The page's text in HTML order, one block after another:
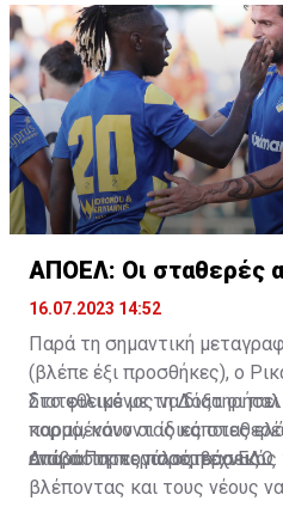
ΑΠΟΕΛ: Οι σταθερές
16.07.2023 14:52
Παρά τη σημαντική
(βλέπε έξι προσθήκες), ο
διατεθειμένος να
κορμό, κάνοντας κάποιες
απαραίτητες παρεμβάσεις.
Στο φιλικό με τη Δόξα οι
παραμένουν οι ίδιες
ενώ ο Πορτογάλος τεχνικός
βλέποντας και τους νέους
Διαβάστε περισσότεραΕΔΩ.